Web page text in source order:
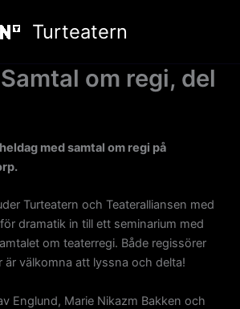
Turteatern
om regi, del
med samtal om regi på
Turteatern och Teateralliansen med
dramatik in till ett seminarium med
om teaterregi. Både regissörer
välkomna att lyssna och delta!
Englund, Marie Nikazm Bakken och